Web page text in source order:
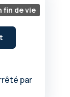
fin de vie
par